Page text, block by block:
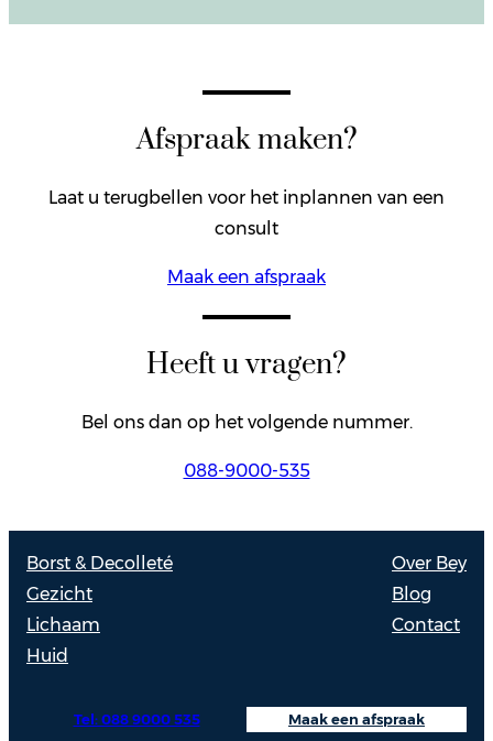
Afspraak maken?
Laat u terugbellen voor het inplannen van een
consult
Maak een afspraak
Heeft u vragen?
Bel ons dan op het volgende nummer.
088-9000-535
Borst & Decolleté
Gezicht
Lichaam
Huid
Over Bey
Blog
Contact
Maak een afspraak
Tel: 088 9000 535